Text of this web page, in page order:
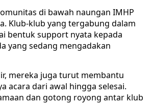
di bawah naungan IMHP
Klub-klub yang tergabung dalam
bentuk support nyata kepada
yang sedang mengadakan
mereka juga turut membantu
acara dari awal hingga selesai.
dan gotong royong antar klub